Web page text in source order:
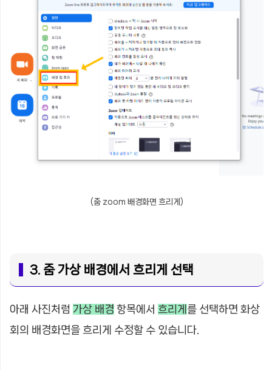
(줌 zoom 배경화면 흐리게)
3. 줌 가상 배경에서 흐리게 선택
아래 사진처럼 가상 배경 항목에서 흐리게 를 선택하면 화상
회의 배경화면을 흐리게 수정할 수 있습니다.